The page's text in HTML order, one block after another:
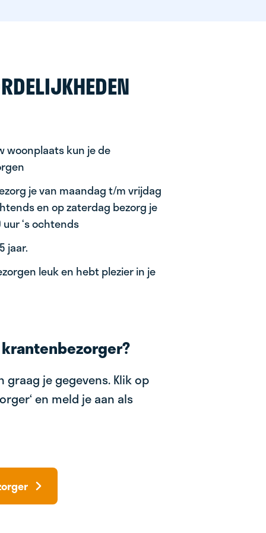
woonplaats kun je de
je van maandag t/m vrijdag
en op zaterdag bezorg je
‘s ochtends
jaar.
leuk en hebt plezier in je
graag je gegevens. Klik op
en meld je aan als